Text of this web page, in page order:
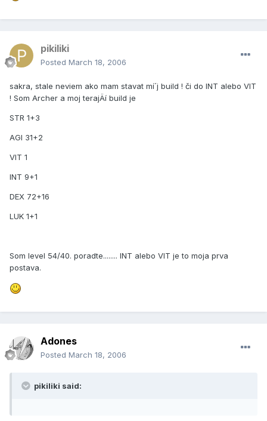
pikiliki
Posted March 18, 2006
sakra, stale neviem ako mam stavat mí´j build ! či do INT alebo VIT
! Som Archer a moj terajÄí­ build je
STR 1+3
AGI 31+2
VIT 1
INT 9+1
DEX 72+16
LUK 1+1
Som level 54/40. poradte........ INT alebo VIT je to moja prva
postava.
Adones
Posted March 18, 2006
pikiliki said: